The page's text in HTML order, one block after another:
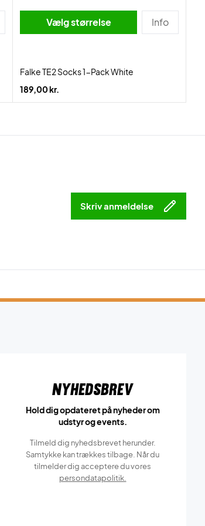
Vælg størrelse Info
Falke TE2 Socks 1-Pack White
189,00 kr.
Skriv anmeldelse
Nyhedsbrev
Hold dig opdateret på nyheder om
udstyr og events.
Tilmeld dig nyhedsbrevet herunder.
Samtykke kan trækkes tilbage. Når du
tilmelder dig acceptere du vores
persondatapolitik.